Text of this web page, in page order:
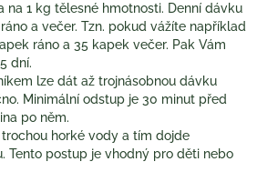
na 1 kg tělesné hmotnosti. Denní dávku
a večer. Tzn. pokud vážíte například
ráno a 35 kapek večer. Pak Vám
dní.
lze dát až trojnásobnou dávku
Minimální odstup je 30 minut před
po něm.
horké vody a tím dojde
Tento postup je vhodný pro děti nebo